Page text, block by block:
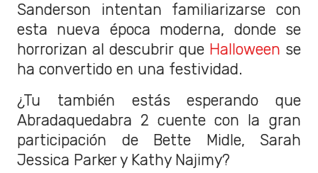
Sanderson intentan familiarizarse con
esta nueva época moderna, donde se
horrorizan al descubrir queHalloween se
ha convertido en una festividad.
¿Tu también estás esperando que
Abradaquedabra 2 cuente con la gran
participación de Bette Midle, Sarah
Jessica Parker y Kathy Najimy?